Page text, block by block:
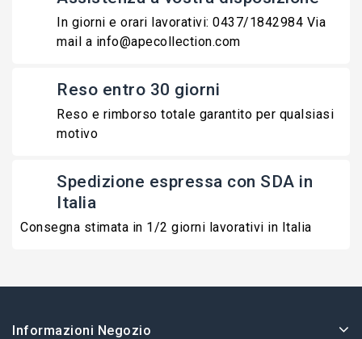
In giorni e orari lavorativi: 0437/1842984 Via
mail a info@apecollection.com
Reso entro 30 giorni
Reso e rimborso totale garantito per qualsiasi
motivo
Spedizione espressa con SDA in
Italia
Consegna stimata in 1/2 giorni lavorativi in Italia
Informazioni Negozio